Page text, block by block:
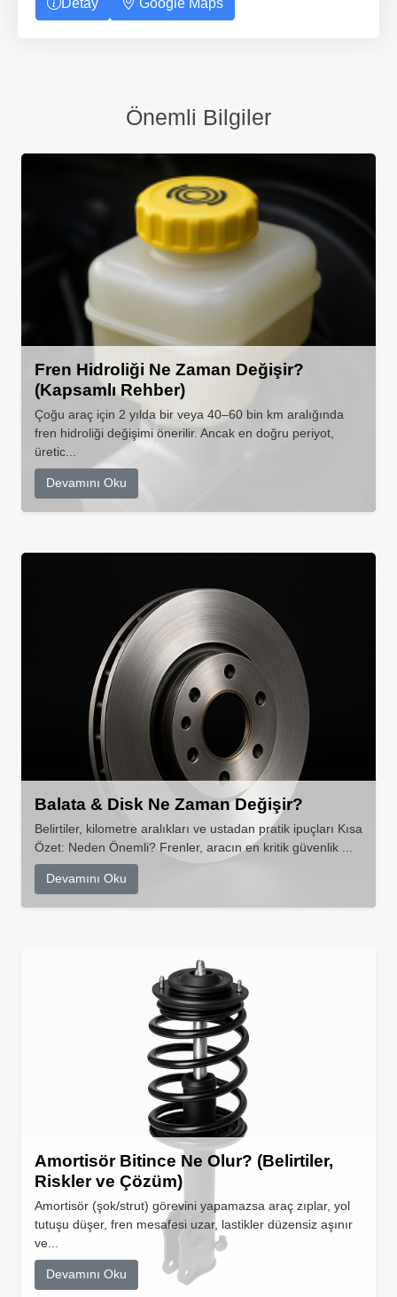
Detay Google Maps
Önemli Bilgiler
Fren Hidroliği Ne Zaman Değişir?
(Kapsamlı Rehber)
Çoğu araç için 2 yılda bir veya 40–60 bin km aralığında
fren hidroliği değişimi önerilir. Ancak en doğru periyot,
üretic...
Devamını Oku
Balata & Disk Ne Zaman Değişir?
Belirtiler, kilometre aralıkları ve ustadan pratik ipuçları Kısa
Özet: Neden Önemli? Frenler, aracın en kritik güvenlik ...
Devamını Oku
Amortisör Bitince Ne Olur? (Belirtiler,
Riskler ve Çözüm)
Amortisör (şok/strut) görevini yapamazsa araç zıplar, yol
tutuşu düşer, fren mesafesi uzar, lastikler düzensiz aşınır
ve...
Devamını Oku